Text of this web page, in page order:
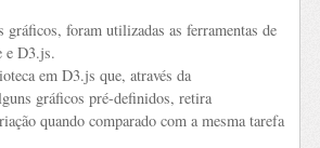
gráficos, foram utilizadas as ferramentas de
e D3.js.
em D3.js que, através da
gráficos pré-definidos, retira
quando comparado com a mesma tarefa